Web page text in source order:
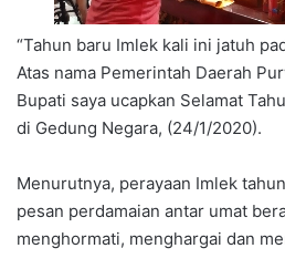
“Tahun baru Imlek kali ini jatuh
Atas nama Pemerintah Daerah
Bupati saya ucapkan Selamat
di Gedung Negara, (24/1/2020).
Menurutnya, perayaan Imlek
pesan perdamaian antar umat
menghormati, menghargai dan